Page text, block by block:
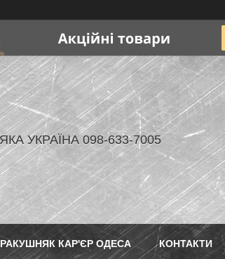
УКРАЇНА 098-633-7005
РАКУШНЯК КАР'ЄР ОДЕСА КОНТАКТИ